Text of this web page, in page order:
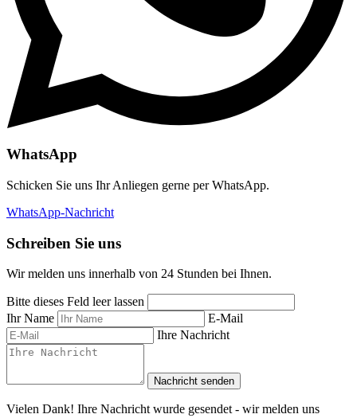
WhatsApp
Schicken Sie uns Ihr Anliegen gerne per WhatsApp.
WhatsApp-Nachricht
Schreiben Sie uns
Wir melden uns innerhalb von 24 Stunden bei Ihnen.
Bitte dieses Feld leer lassen
Ihr Name
E-Mail
Ihre Nachricht
Nachricht senden
Vielen Dank! Ihre Nachricht wurde gesendet - wir melden uns